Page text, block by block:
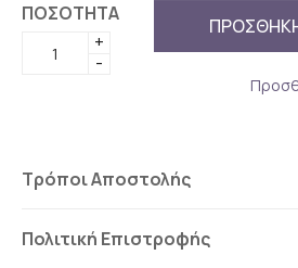
ΠΟΣΟΤΗΤΑ
+
-
Τρόποι Αποστολής
Πολιτική Επιστροφής